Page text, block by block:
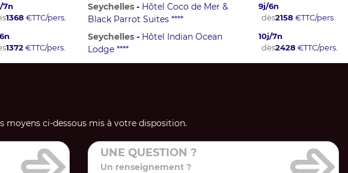
7n
1368 €TTC/pers.
n
1372€TTC/pers.
Seychelles - Hôtel Coco de Mer &
Black Parrot Suites ****
9j/6n
dès2158 €TTC/pers.
Seychelles - Hôtel Indian Ocean
Lodge ****
10j/7n
dès2428 €TTC/pers.
moyens ci-dessous mis à votre disposition.
UNE QUESTION ?
Un renseignement ?